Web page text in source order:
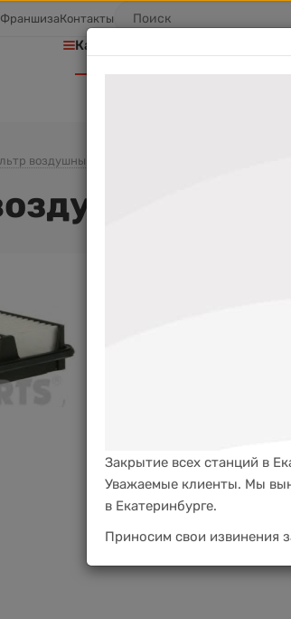
ФраншизаКонтакты
Каталог товаров
воздушный
Закрытие всех станций в
Уважаемые клиенты. Мы
в Екатеринбурге.
Приносим свои извинения